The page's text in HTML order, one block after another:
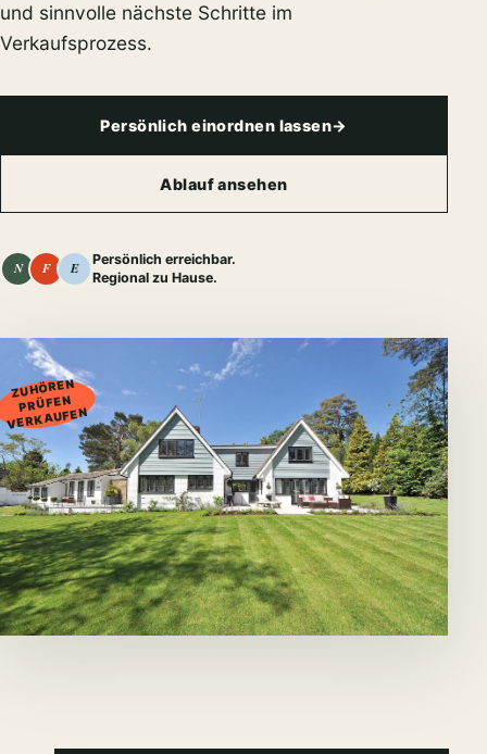
und sinnvolle nächste Schritte im
Verkaufsprozess.
Persönlich einordnen lassen→
Ablauf ansehen
N F E
Persönlich erreichbar.
Regional zu Hause.
01
ZUHÖREN
PRÜFEN
VERKAUFEN